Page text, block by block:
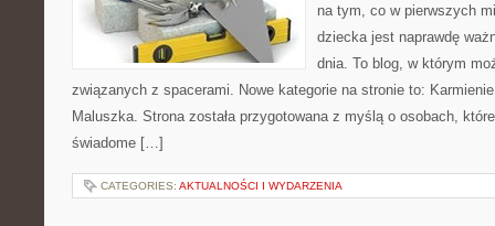
na tym, co w pierwszych
dziecka jest naprawdę
dnia. To blog, w którym
związanych z spacerami. Nowe kategorie na stronie to:
Maluszka. Strona została przygotowana z myślą o osobach,
świadome […]
CATEGORIES: AKTUALNOŚCI I WYDARZENIA